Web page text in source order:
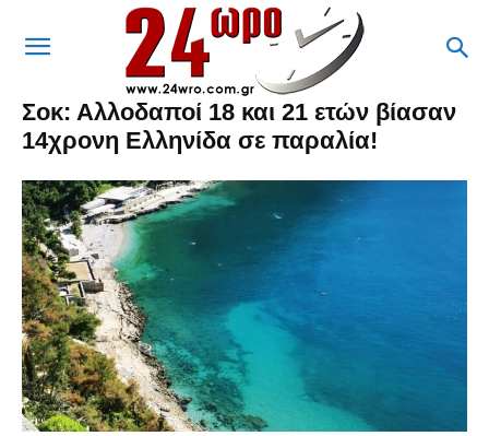
Σοκ: Αλλοδαποί 18 και 21 ετών βίασαν
14χρονη Ελληνίδα σε παραλία!